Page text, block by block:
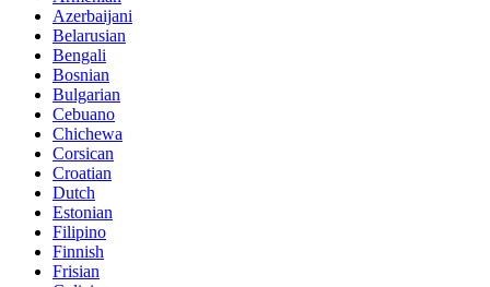
Azerbaijani
Belarusian
Bengali
Bosnian
Bulgarian
Cebuano
Chichewa
Corsican
Croatian
Dutch
Estonian
Filipino
Finnish
Frisian